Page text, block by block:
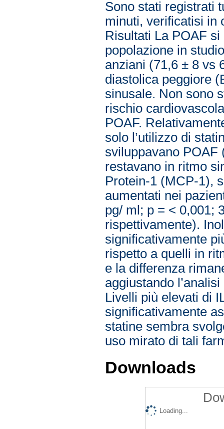
Sono stati registrati
minuti, verificatisi in
Risultati La POAF
popolazione in
anziani (71,6 ± 8 vs
diastolica peggiore
sinusale. Non sono
rischio
POAF.
solo l’utilizzo di
sviluppavano POAF
restavano in ritmo
Protein-1 (MCP-1),
aumentati nei
pg/ ml; p = < 0,001;
rispettivamente).
significativamente
rispetto a quelli in
e la differenza
aggiustando
Livelli più elevati di
significativamente
statine sembra
uso mirato di tali
Downloads
Loading...